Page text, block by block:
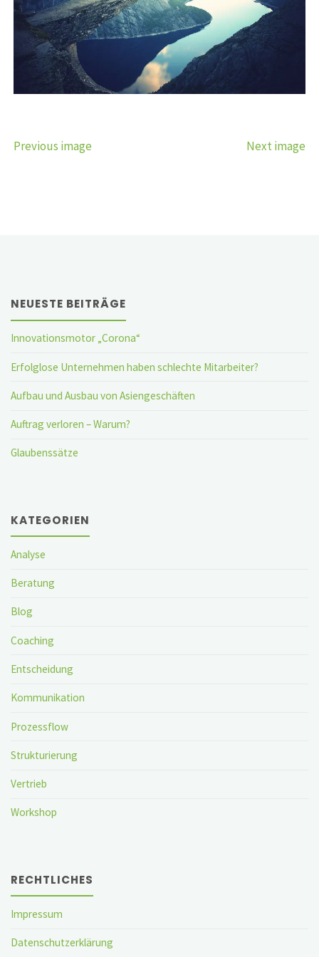
Previous image Next image
NEUESTE BEITRÄGE
Innovationsmotor „Corona“
Erfolglose Unternehmen haben schlechte Mitarbeiter?
Aufbau und Ausbau von Asiengeschäften
Auftrag verloren – Warum?
Glaubenssätze
KATEGORIEN
Analyse
Beratung
Blog
Coaching
Entscheidung
Kommunikation
Prozessflow
Strukturierung
Vertrieb
Workshop
RECHTLICHES
Impressum
Datenschutzerklärung